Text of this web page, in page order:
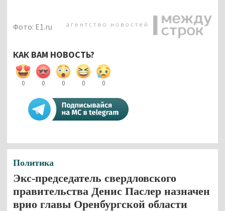
Фото: E1.ru
КАК ВАМ НОВОСТЬ?
0 0 0 0 0
Политика
Экс-председатель свердловского
правительства Денис Паслер назначен
врио главы Оренбургской области